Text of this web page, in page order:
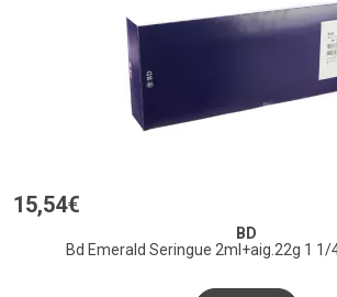
15,54€
BD
Bd Emerald Seringue 2ml+aig.22g 1 1/